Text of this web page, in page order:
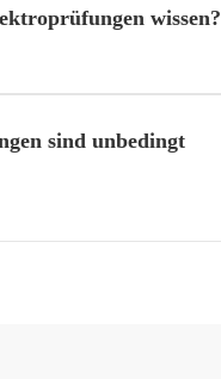
wissen?
sind unbedingt